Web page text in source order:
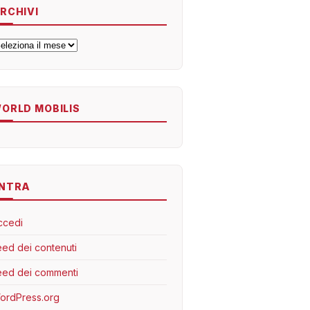
MOBILIS
dei contenuti
dei commenti